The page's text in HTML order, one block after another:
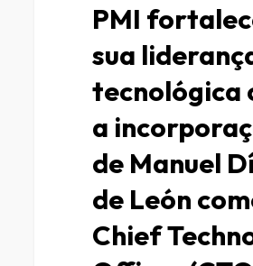
PMI
sua
tecnológica
a
de Manuel
de León
Chief